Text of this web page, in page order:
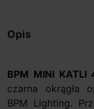
Opis
BPM MINI KATLI
czarna okrągła
BPM Lighting.